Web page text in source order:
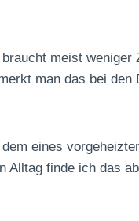
meist weniger
man das bei den
eines
Alltag finde ich das